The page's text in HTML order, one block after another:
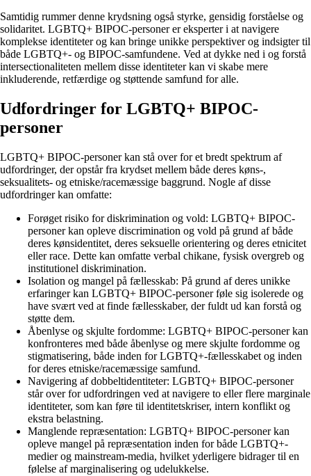
Samtidig rummer denne krydsning også styrke, gensidig forståelse og
solidaritet. LGBTQ+ BIPOC-personer er eksperter i at navigere
komplekse identiteter og kan bringe unikke perspektiver og indsigter til
både LGBTQ+- og BIPOC-samfundene. Ved at dykke ned i og forstå
intersectionaliteten mellem disse identiteter kan vi skabe mere
inkluderende, retfærdige og støttende samfund for alle.
Udfordringer for LGBTQ+ BIPOC-
personer
LGBTQ+ BIPOC-personer kan stå over for et bredt spektrum af
udfordringer, der opstår fra krydset mellem både deres køns-,
seksualitets- og etniske/racemæssige baggrund. Nogle af disse
udfordringer kan omfatte:
Forøget risiko for diskrimination og vold: LGBTQ+ BIPOC-
personer kan opleve discrimination og vold på grund af både
deres kønsidentitet, deres seksuelle orientering og deres etnicitet
eller race. Dette kan omfatte verbal chikane, fysisk overgreb og
institutionel diskrimination.
Isolation og mangel på fællesskab: På grund af deres unikke
erfaringer kan LGBTQ+ BIPOC-personer føle sig isolerede og
have svært ved at finde fællesskaber, der fuldt ud kan forstå og
støtte dem.
Åbenlyse og skjulte fordomme: LGBTQ+ BIPOC-personer kan
konfronteres med både åbenlyse og mere skjulte fordomme og
stigmatisering, både inden for LGBTQ+-fællesskabet og inden
for deres etniske/racemæssige samfund.
Navigering af dobbeltidentiteter: LGBTQ+ BIPOC-personer
står over for udfordringen ved at navigere to eller flere marginale
identiteter, som kan føre til identitetskriser, intern konflikt og
ekstra belastning.
Manglende repræsentation: LGBTQ+ BIPOC-personer kan
opleve mangel på repræsentation inden for både LGBTQ+-
medier og mainstream-media, hvilket yderligere bidrager til en
følelse af marginalisering og udelukkelse.